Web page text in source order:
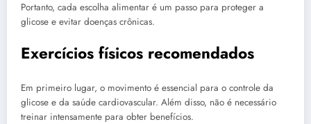
Portanto, cada escolha alimentar é um passo para proteger a
glicose e evitar doenças crônicas.
Exercícios físicos recomendados
Em primeiro lugar, o movimento é essencial para o controle da
glicose e da saúde cardiovascular. Além disso, não é necessário
treinar intensamente para obter benefícios.